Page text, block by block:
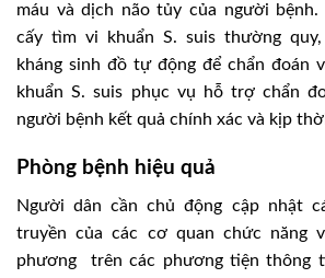
máu và dịch não tủy của người bệnh.
cấy tìm vi khuẩn S. suis thường
kháng sinh đồ tự động để chẩn đoán
khuẩn S. suis phục vụ hỗ trợ chẩn
người bệnh kết quả chính xác và kịp
Phòng bệnh hiệu quả
Người dân cần chủ động cập nhật
truyền của các cơ quan chức năng
phương trên các phương tiện thông